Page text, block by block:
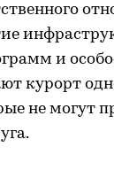
и
курорт
не могут